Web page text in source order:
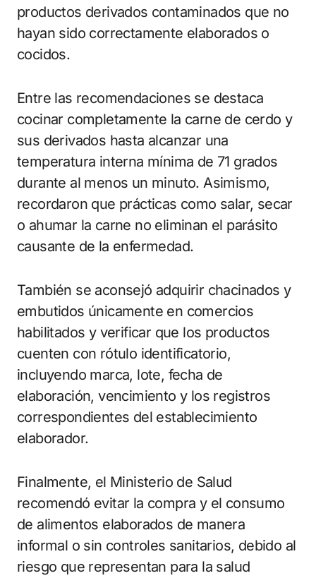
productos derivados contaminados que no
hayan sido correctamente elaborados o
cocidos.
Entre las recomendaciones se destaca
cocinar completamente la carne de cerdo y
sus derivados hasta alcanzar una
temperatura interna mínima de 71 grados
durante al menos un minuto. Asimismo,
recordaron que prácticas como salar, secar
o ahumar la carne no eliminan el parásito
causante de la enfermedad.
También se aconsejó adquirir chacinados y
embutidos únicamente en comercios
habilitados y verificar que los productos
cuenten con rótulo identificatorio,
incluyendo marca, lote, fecha de
elaboración, vencimiento y los registros
correspondientes del establecimiento
elaborador.
Finalmente, el Ministerio de Salud
recomendó evitar la compra y el consumo
de alimentos elaborados de manera
informal o sin controles sanitarios, debido al
riesgo que representan para la salud